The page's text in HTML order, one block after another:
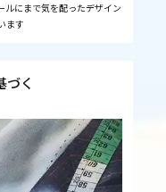
ルにまで気を配ったデザイン
ます
づく